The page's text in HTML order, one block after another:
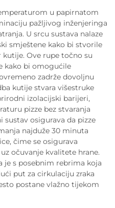
u papirnatom
pažljivog inženjeringa
U srcu sustava nalaze
smještene kako bi stvorile
Ove rupe točno su
kako bi omogućile
zadrže dovoljnu
kutije stvara višestruke
izolacijski barijeri,
pizze bez stvaranja
sustav osigurava da pizze
najduže 30 minuta
čime se osigurava
očuvanje kvalitete hrane.
je s posebnim rebrima koja
put za cirkulaciju zraka
postane vlažno tijekom